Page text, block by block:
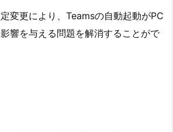
変更により、Teamsの自動起動がPC
響を与える問題を解消することがで